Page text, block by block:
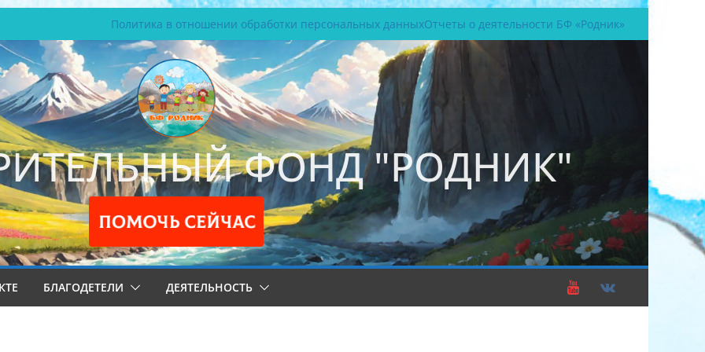
Политика в отношении обработки персональных данныхОтчеты о деятельности БФ «Родник»
ФОНД "РОДНИК"
БЛАГОДЕТЕЛИ ДЕЯТЕЛЬНОСТЬ